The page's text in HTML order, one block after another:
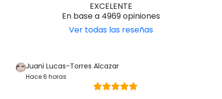
EXCELENTE
En base a 4969 opiniones
Ver todas las reseñas
Juani Lucas-Torres Alcazar
Hace 6 horas